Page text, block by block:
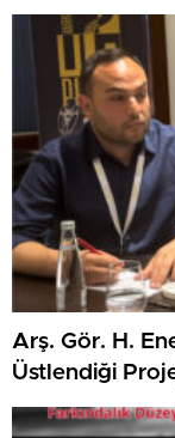
Arş. Gör. H.
Üstlendiği